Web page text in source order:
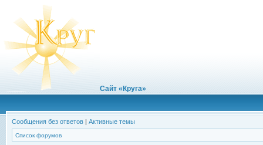
Сайт «Круга»
Сообщения без ответов | Активные темы
Список форумов